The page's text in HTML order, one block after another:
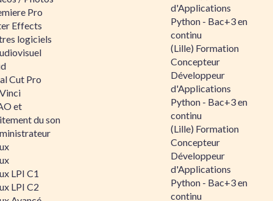
Pro
Effects
logiciels
Cut Pro
et
du son
LPI C1
LPI C2
d'Applications
Python - Bac+3 en
continu
(Lille) Formation
Concepteur
Développeur
d'Applications
Python - Bac+3 en
continu
(Lille) Formation
Concepteur
Développeur
d'Applications
Python - Bac+3 en
continu